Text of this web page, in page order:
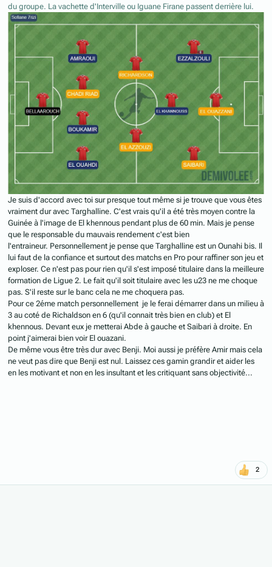
du groupe. La vachette d'Interville ou Iguane Firane passent derrière lui.
Je suis d'accord avec toi sur presque tout même si je trouve que vous êtes
vraiment dur avec Targhalline. C'est vrais qu'il a été très moyen contre la
Guinée à l'image de El khennous pendant plus de 60 min. Mais je pense
que le responsable du mauvais rendement c'est bien
l'entraineur. Personnellement je pense que Targhalline est un Ounahi bis. Il
lui faut de la confiance et surtout des matchs en Pro pour raffiner son jeu et
exploser. Ce n'est pas pour rien qu'il s'est imposé titulaire dans la meilleure
formation de Ligue 2. Le fait qu'il soit titulaire avec les u23 ne me choque
pas. S'il reste sur le banc cela ne me choquera pas.
Pour ce 2éme match personnellement je le ferai démarrer dans un milieu à
3 au coté de Richaldson en 6 (qu'il connait très bien en club) et El
khennous. Devant eux je metterai Abde à gauche et Saibari à droite. En
point j'aimerai bien voir El ouazani.
De même vous être très dur avec Benji. Moi aussi je préfère Amir mais cela
ne veut pas dire que Benji est nul. Laissez ces gamin grandir et aider les
en les motivant et non en les insultant et les critiquant sans objectivité...
2